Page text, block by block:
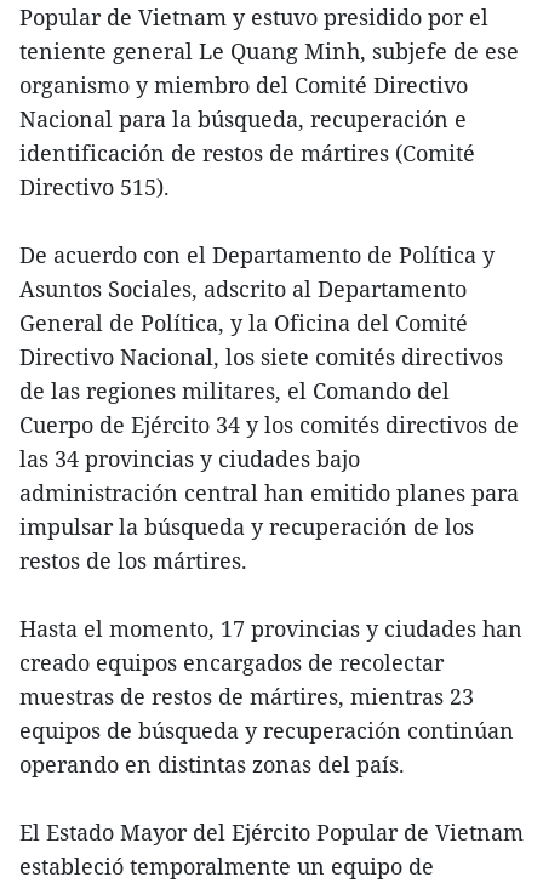
Popular de Vietnam y estuvo presidido por el
teniente general Le Quang Minh, subjefe de ese
organismo y miembro del Comité Directivo
Nacional para la búsqueda, recuperación e
identificación de restos de mártires (Comité
Directivo 515).
De acuerdo con el Departamento de Política y
Asuntos Sociales, adscrito al Departamento
General de Política, y la Oficina del Comité
Directivo Nacional, los siete comités directivos
de las regiones militares, el Comando del
Cuerpo de Ejército 34 y los comités directivos de
las 34 provincias y ciudades bajo
administración central han emitido planes para
impulsar la búsqueda y recuperación de los
restos de los mártires.
Hasta el momento, 17 provincias y ciudades han
creado equipos encargados de recolectar
muestras de restos de mártires, mientras 23
equipos de búsqueda y recuperación continúan
operando en distintas zonas del país.
El Estado Mayor del Ejército Popular de Vietnam
estableció temporalmente un equipo de